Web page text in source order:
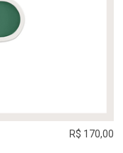
R$ 170,00